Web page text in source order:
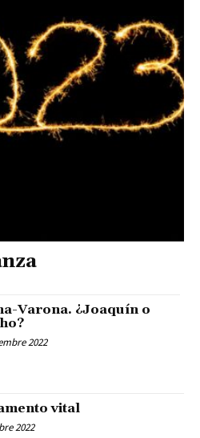
Varona. ¿Joaquín o
2022
vital
2022